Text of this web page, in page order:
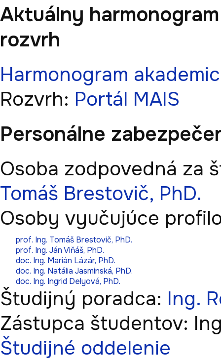
Aktuálny
rozvrh
Harmonogram
Rozvrh: Portál MAIS
Personálne
Osoba zodpovedná za
Tomáš Brestovič, PhD.
Osoby vyučujúce
prof. Ing. Tomáš Brestovič, PhD.
prof. Ing. Ján Viňáš, PhD.
doc. Ing. Marián Lázár, PhD.
doc. Ing. Natália Jasminská, PhD.
doc. Ing. Ingrid Delyová, PhD.
Študijný poradca: Ing.
Zástupca študentov:
Študijné oddelenie